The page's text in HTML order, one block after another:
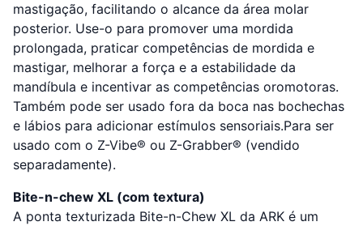
mastigação, facilitando o alcance da área molar
posterior. Use-o para promover uma mordida
prolongada, praticar competências de mordida e
mastigar, melhorar a força e a estabilidade da
mandíbula e incentivar as competências oromotoras.
Também pode ser usado fora da boca nas bochechas
e lábios para adicionar estímulos sensoriais.Para ser
usado com o Z-Vibe® ou Z-Grabber® (vendido
separadamente).
Bite-n-chew XL (com textura)
A ponta texturizada Bite-n-Chew XL da ARK é um